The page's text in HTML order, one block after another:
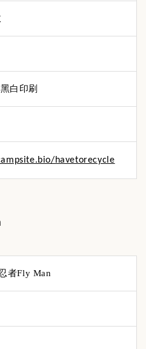
白印刷
havetorecycle
者Fly Man